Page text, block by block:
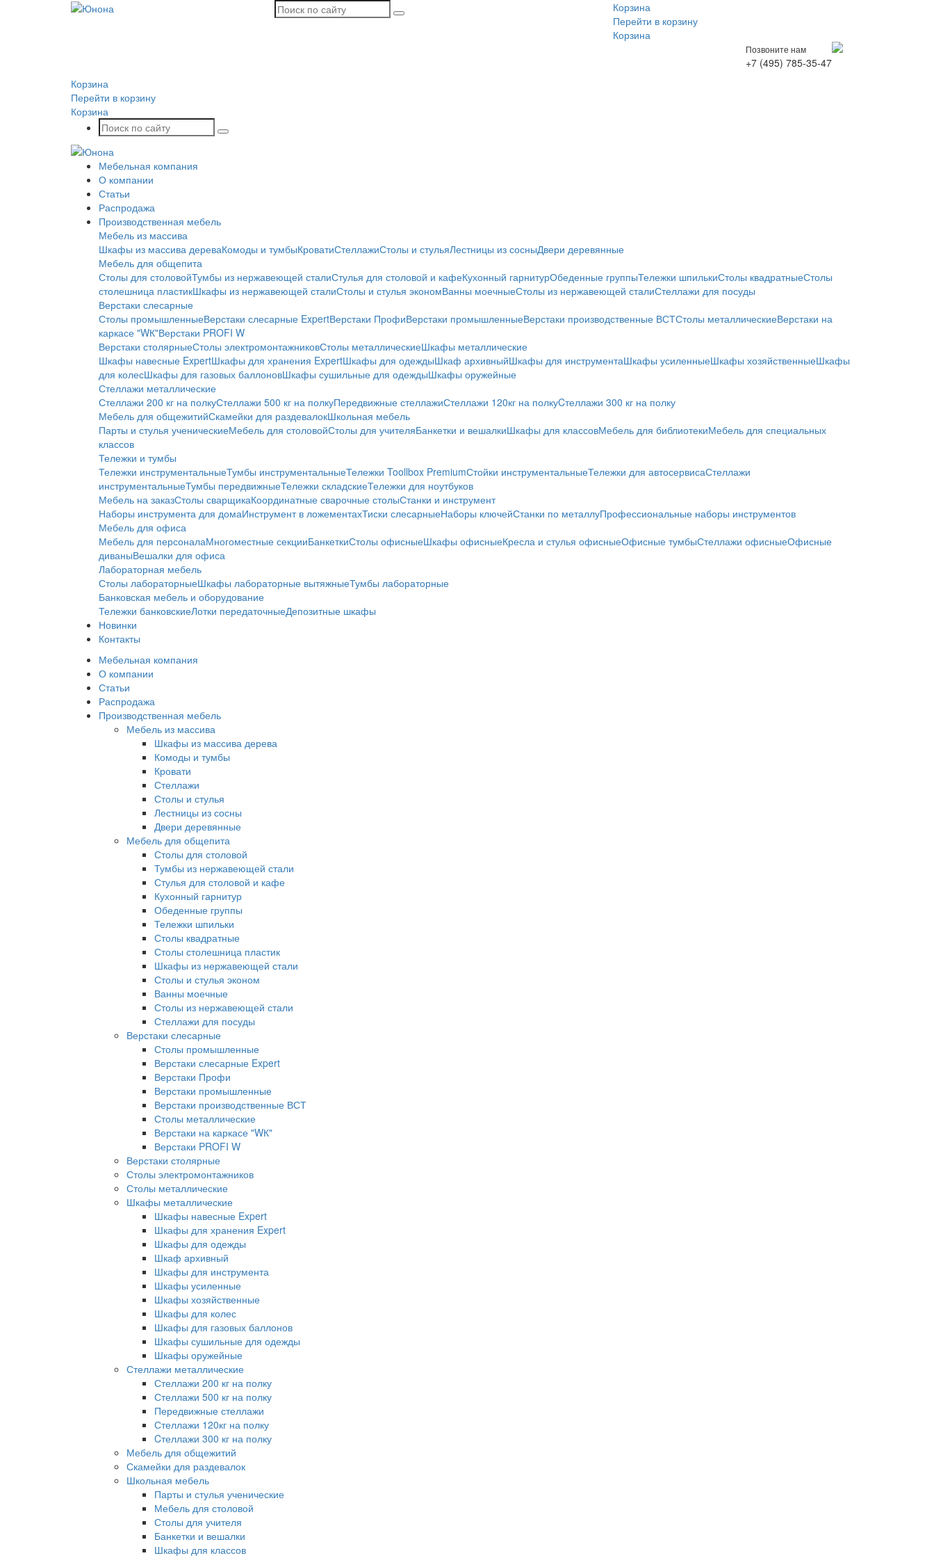
Корзина
Перейти в корзину
Корзина
Позвоните нам
+7 (495) 785-35-47
Корзина
Перейти в корзину
Корзина
Мебельная компания
О компании
Статьи
Распродажа
Производственная мебель
Мебель из массива
Шкафы из массива дереваКомоды и тумбыКроватиСтеллажиСтолы и стульяЛестницы из сосныДвери деревянные
Мебель для общепита
Столы для столовойТумбы из нержавеющей сталиСтулья для столовой и кафеКухонный гарнитурОбеденные группыТележки шпилькиСтолы квадратныеСтолы
столешница пластикШкафы из нержавеющей сталиСтолы и стулья экономВанны моечныеСтолы из нержавеющей сталиСтеллажи для посуды
Верстаки слесарные
Столы промышленныеВерстаки слесарные ExpertВерстаки ПрофиВерстаки промышленныеВерстаки производственные ВСТСтолы металлическиеВерстаки на
каркасе "WК"Верстаки PROFI W
Верстаки столярныеСтолы электромонтажниковСтолы металлическиеШкафы металлические
Шкафы навесные ExpertШкафы для хранения ExpertШкафы для одеждыШкаф архивныйШкафы для инструментаШкафы усиленныеШкафы хозяйственныеШкафы
для колесШкафы для газовых баллоновШкафы сушильные для одеждыШкафы оружейные
Стеллажи металлические
Стеллажи 200 кг на полкуСтеллажи 500 кг на полкуПередвижные стеллажиСтеллажи 120кг на полкуCтеллажи 300 кг на полку
Мебель для общежитийСкамейки для раздевалокШкольная мебель
Парты и стулья ученическиеМебель для столовойСтолы для учителяБанкетки и вешалкиШкафы для классовМебель для библиотекиМебель для специальных
классов
Тележки и тумбы
Тележки инструментальныеТумбы инструментальныеТележки Toollbox PremiumСтойки инструментальныеТележки для автосервисаСтеллажи
инструментальныеТумбы передвижныеТележки складскиеТележки для ноутбуков
Мебель на заказСтолы сварщикаКоординатные сварочные столыСтанки и инструмент
Наборы инструмента для домаИнструмент в ложементахТиски слесарныеНаборы ключейСтанки по металлуПрофессиональные наборы инструментов
Мебель для офиса
Мебель для персоналаМногоместные секцииБанкеткиСтолы офисныеШкафы офисныеКресла и стулья офисныеОфисные тумбыСтеллажи офисныеОфисные
диваныВешалки для офиса
Лабораторная мебель
Столы лабораторныеШкафы лабораторные вытяжныеТумбы лабораторные
Банковская мебель и оборудование
Тележки банковскиеЛотки передаточныеДепозитные шкафы
Новинки
Контакты
Мебельная компания
О компании
Статьи
Распродажа
Производственная мебель
Мебель из массива
Шкафы из массива дерева
Комоды и тумбы
Кровати
Стеллажи
Столы и стулья
Лестницы из сосны
Двери деревянные
Мебель для общепита
Столы для столовой
Тумбы из нержавеющей стали
Стулья для столовой и кафе
Кухонный гарнитур
Обеденные группы
Тележки шпильки
Столы квадратные
Столы столешница пластик
Шкафы из нержавеющей стали
Столы и стулья эконом
Ванны моечные
Столы из нержавеющей стали
Стеллажи для посуды
Верстаки слесарные
Столы промышленные
Верстаки слесарные Expert
Верстаки Профи
Верстаки промышленные
Верстаки производственные ВСТ
Столы металлические
Верстаки на каркасе "WК"
Верстаки PROFI W
Верстаки столярные
Столы электромонтажников
Столы металлические
Шкафы металлические
Шкафы навесные Expert
Шкафы для хранения Expert
Шкафы для одежды
Шкаф архивный
Шкафы для инструмента
Шкафы усиленные
Шкафы хозяйственные
Шкафы для колес
Шкафы для газовых баллонов
Шкафы сушильные для одежды
Шкафы оружейные
Стеллажи металлические
Стеллажи 200 кг на полку
Стеллажи 500 кг на полку
Передвижные стеллажи
Стеллажи 120кг на полку
Cтеллажи 300 кг на полку
Мебель для общежитий
Скамейки для раздевалок
Школьная мебель
Парты и стулья ученические
Мебель для столовой
Столы для учителя
Банкетки и вешалки
Шкафы для классов